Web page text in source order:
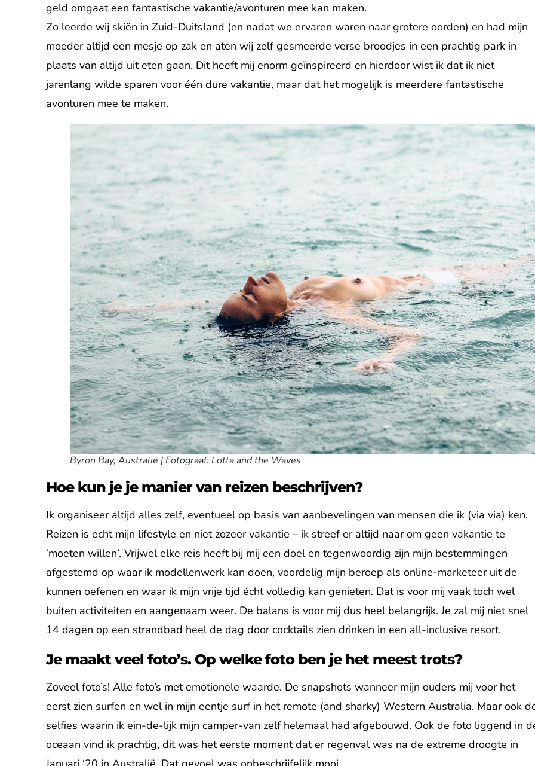
geld omgaat een fantastische vakantie/avonturen mee kan maken.
Zo leerde wij skiën in Zuid-Duitsland (en nadat we ervaren waren naar grotere oorden) en had mijn
moeder altijd een mesje op zak en aten wij zelf gesmeerde verse broodjes in een prachtig park in
plaats van altijd uit eten gaan. Dit heeft mij enorm geïnspireerd en hierdoor wist ik dat ik niet
jarenlang wilde sparen voor één dure vakantie, maar dat het mogelijk is meerdere fantastische
avonturen mee te maken.
Byron Bay, Australië | Fotograaf: Lotta and the Waves
Hoe kun je je manier van reizen beschrijven?
Ik organiseer altijd alles zelf, eventueel op basis van aanbevelingen van mensen die ik (via via) ken.
Reizen is echt mijn lifestyle en niet zozeer vakantie – ik streef er altijd naar om geen vakantie te
‘moeten willen’. Vrijwel elke reis heeft bij mij een doel en tegenwoordig zijn mijn bestemmingen
afgestemd op waar ik modellenwerk kan doen, voordelig mijn beroep als online-marketeer uit de
kunnen oefenen en waar ik mijn vrije tijd écht volledig kan genieten. Dat is voor mij vaak toch wel
buiten activiteiten en aangenaam weer. De balans is voor mij dus heel belangrijk. Je zal mij niet snel
14 dagen op een strandbad heel de dag door cocktails zien drinken in een all-inclusive resort.
Je maakt veel foto’s. Op welke foto ben je het meest trots?
Zoveel foto’s! Alle foto’s met emotionele waarde. De snapshots wanneer mijn ouders mij voor het
eerst zien surfen en wel in mijn eentje surf in het remote (and sharky) Western Australia. Maar ook
selfies waarin ik ein-de-lijk mijn camper-van zelf helemaal had afgebouwd. Ook de foto liggend in
oceaan vind ik prachtig, dit was het eerste moment dat er regenval was na de extreme droogte in